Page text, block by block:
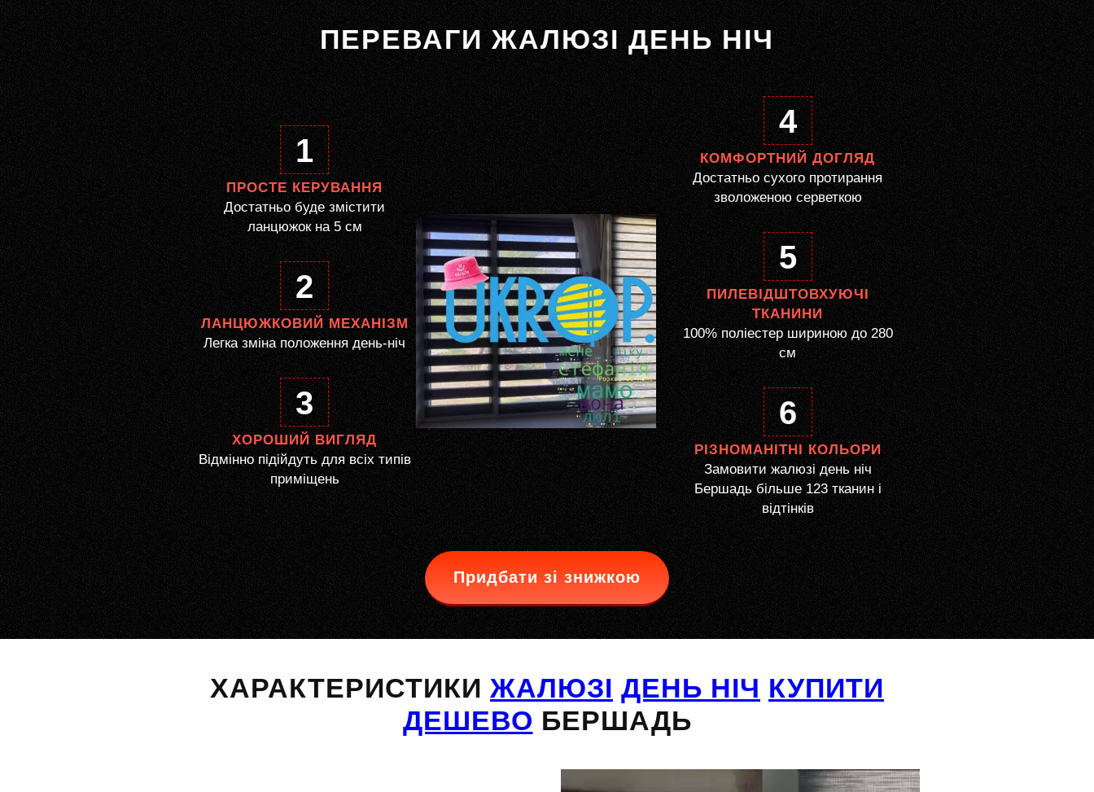
ПЕРЕВАГИ ЖАЛЮЗІ ДЕНЬ НІЧ
1
ПРОСТЕ КЕРУВАННЯ
Достатньо буде змістити
ланцюжок на 5 см
2
ЛАНЦЮЖКОВИЙ МЕХАНІЗМ
Легка зміна положення день-ніч
3
ХОРОШИЙ ВИГЛЯД
Відмінно підійдуть для всіх типів
приміщень
4
КОМФОРТНИЙ ДОГЛЯД
Достатньо сухого протирання
зволоженою серветкою
5
ПИЛЕВІДШТОВХУЮЧІ
ТКАНИНИ
100% поліестер шириною до 280
см
6
РІЗНОМАНІТНІ КОЛЬОРИ
Замовити жалюзі день ніч
Бершадь більше 123 тканин і
відтінків
Придбати зі знижкою
ХАРАКТЕРИСТИКИ ЖАЛЮЗІ ДЕНЬ НІЧ КУПИТИ
ДЕШЕВО БЕРШАДЬ